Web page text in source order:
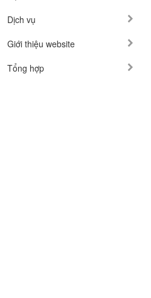
Dịch vụ
Giới thiệu website
Tổng hợp